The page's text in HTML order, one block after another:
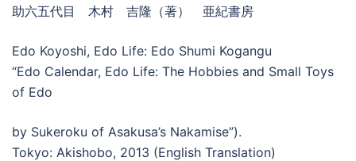
助六五代目 木村 吉隆（著） 亜紀書房
Edo Koyoshi, Edo Life: Edo Shumi Kogangu
“Edo Calendar, Edo Life: The Hobbies and Small Toys
of Edo
by Sukeroku of Asakusa’s Nakamise”).
Tokyo: Akishobo, 2013 (English Translation)